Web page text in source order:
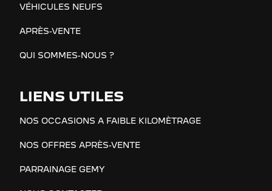
VÉHICULES NEUFS
APRÈS-VENTE
QUI SOMMES-NOUS ?
LIENS UTILES
NOS OCCASIONS A FAIBLE KILOMÈTRAGE
NOS OFFRES APRÈS-VENTE
PARRAINAGE GEMY